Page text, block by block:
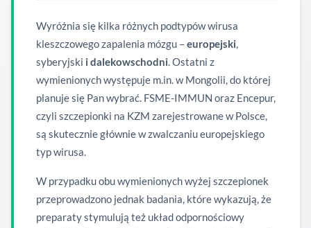
Wyróżnia się kilka różnych podtypów wirusa
kleszczowego zapalenia mózgu –europejski,
syberyjski i dalekowschodni. Ostatni z
wymienionych występuje m.in. w Mongolii, do której
planuje się Pan wybrać. FSME-IMMUN oraz Encepur,
czyli szczepionki na KZM zarejestrowane w Polsce,
są skutecznie głównie w zwalczaniu europejskiego
typ wirusa.
W przypadku obu wymienionych wyżej szczepionek
przeprowadzono jednak badania, które wykazują, że
preparaty stymulują też układ odpornościowy